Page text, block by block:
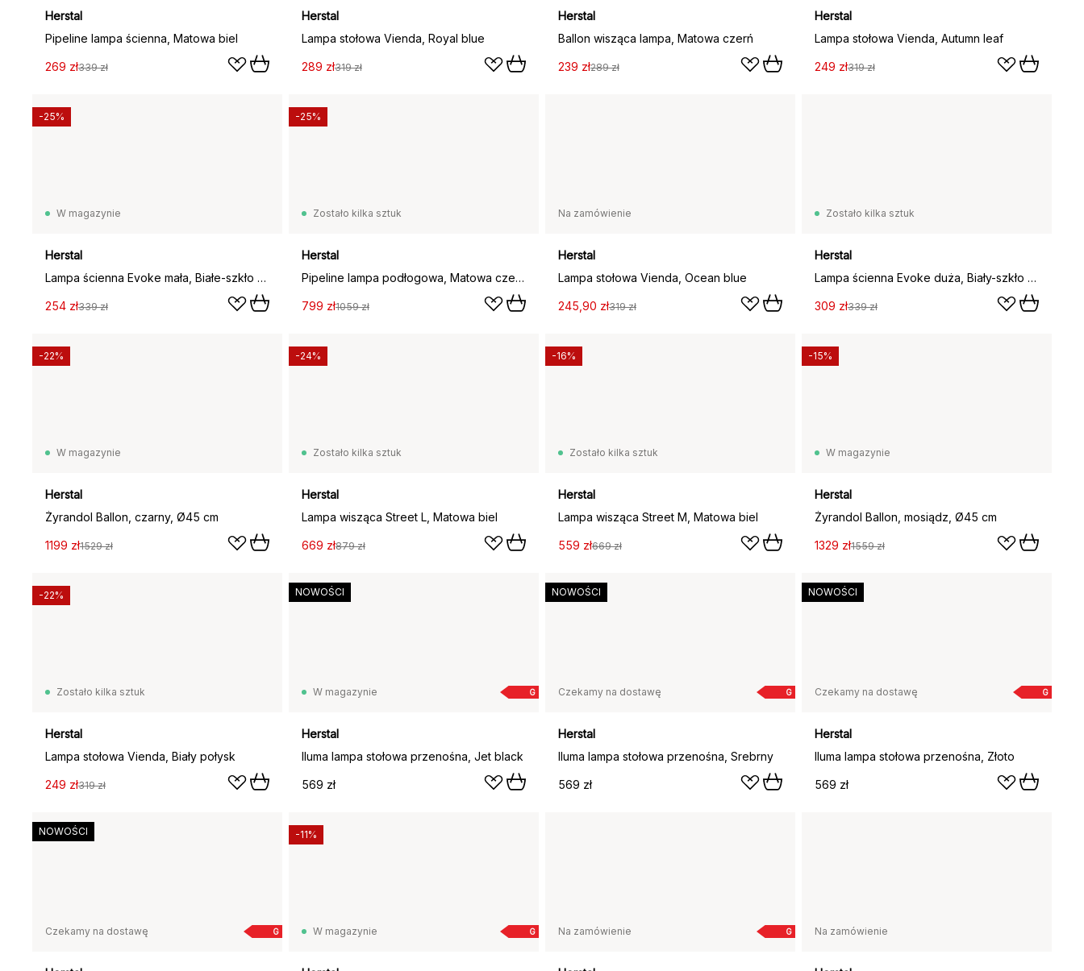
Herstal
Pipeline lampa ścienna, Matowa biel
269 zł339 zł
Herstal
Lampa stołowa Vienda, Royal blue
289 zł319 zł
Herstal
Ballon wisząca lampa, Matowa czerń
239 zł289 zł
Herstal
Lampa stołowa Vienda, Autumn leaf
249 zł319 zł
W magazynie
Herstal
Lampa ścienna Evoke mała, Białe-szkło opalowe
254 zł339 zł
-25%
Zostało kilka sztuk
Herstal
Pipeline lampa podłogowa, Matowa czerń, podwójny
799 zł1059 zł
-25%
Na zamówienie
Herstal
Lampa stołowa Vienda, Ocean blue
245,90 zł319 zł
Zostało kilka sztuk
Herstal
Lampa ścienna Evoke duża, Biały-szkło opalowe
309 zł339 zł
W magazynie
Herstal
Żyrandol Ballon, czarny, Ø45 cm
1199 zł1529 zł
-22%
Zostało kilka sztuk
Herstal
Lampa wisząca Street L, Matowa biel
669 zł879 zł
-24%
Zostało kilka sztuk
Herstal
Lampa wisząca Street M, Matowa biel
559 zł669 zł
-16%
W magazynie
Herstal
Żyrandol Ballon, mosiądz, Ø45 cm
1329 zł1559 zł
-15%
Zostało kilka sztuk
Herstal
Lampa stołowa Vienda, Biały połysk
249 zł319 zł
-22%
G
W magazynie
Herstal
Iluma lampa stołowa przenośna, Jet black
569 zł
NOWOŚCI
G
Czekamy na dostawę
Herstal
Iluma lampa stołowa przenośna, Srebrny
569 zł
NOWOŚCI
G
Czekamy na dostawę
Herstal
Iluma lampa stołowa przenośna, Złoto
569 zł
NOWOŚCI
G
Czekamy na dostawę
NOWOŚCI
G
W magazynie
-11%
G
Na zamówienie Na zamówienie